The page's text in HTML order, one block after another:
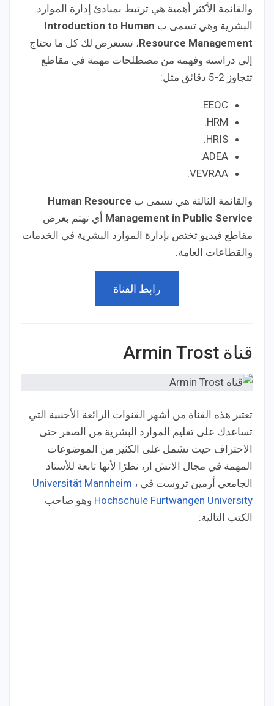
والقائمة الأكثر أهمية هي ترتبط بمبادئ إدارة الموارد
البشرية وهي تسمى ب Introduction to Human
Resource Management، تستعرض لك كل ما تحتاج
إلى دراسته وفهمه من مصطلحات مهمة في مقاطع
تتجاوز 2-5 دقائق مثل:
EEOC.
HRM.
HRIS.
ADEA.
VEVRAA.
والقائمة الثالثة هي تسمى ب Human Resource
Management in Public Service أي تهتم بعرض
مقاطع فيديو تختص بإدارة الموارد البشرية في الخدمات
والقطاعات العامة.
رابط القناة
قناة Armin Trost
تعتبر هذه القناة من أشهر القنوات الرائعة الأجنبية التي
تساعدك على تعليم الموارد البشرية من الصفر حتى
الاحتراف حيث تشمل على الكثير من الموضوعات
المهمة في مجال الاتش ار، نظرًا لأنها تابعة للأستاذ
الجامعي أرمين تروست في
Universität Mannheim ،
Hochschule Furtwangen University وهو صاحب
الكتب التالية: